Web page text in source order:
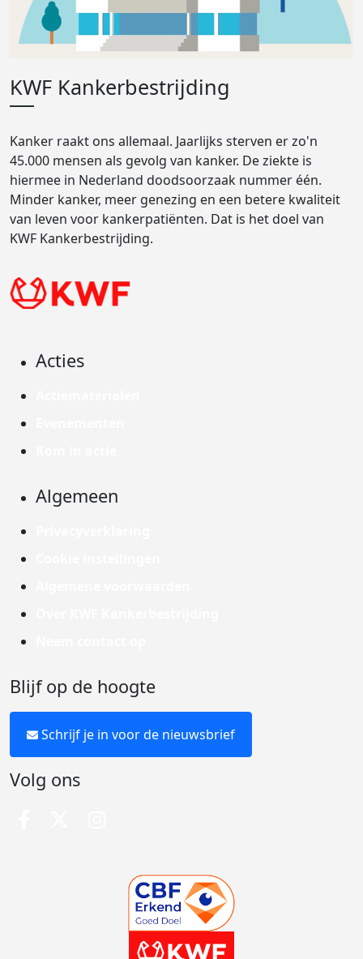
KWF Kankerbestrijding
Kanker raakt ons allemaal. Jaarlijks sterven er zo'n
45.000 mensen als gevolg van kanker. De ziekte is
hiermee in Nederland doodsoorzaak nummer één.
Minder kanker, meer genezing en een betere kwaliteit
van leven voor kankerpatiënten. Dat is het doel van
KWF Kankerbestrijding.
Acties
Algemeen
Blijf op de hoogte
Schrijf je in voor de nieuwsbrief
Volg ons